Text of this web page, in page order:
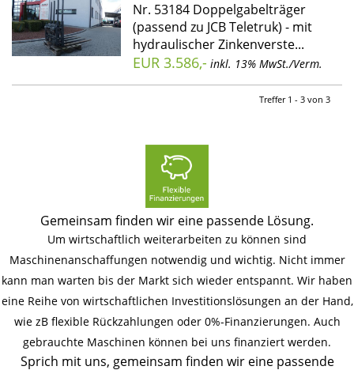
Nr. 53184 Doppelgabelträger
(passend zu JCB Teletruk) - mit
hydraulischer Zinkenverste...
EUR 3.586,- inkl. 13% MwSt./Verm.
Treffer 1 - 3 von 3
Gemeinsam finden wir eine passende Lösung.
Um wirtschaftlich weiterarbeiten zu können sind
Maschinenanschaffungen notwendig und wichtig. Nicht immer
kann man warten bis der Markt sich wieder entspannt. Wir haben
eine Reihe von wirtschaftlichen Investitionslösungen an der Hand,
wie zB flexible Rückzahlungen oder 0%-Finanzierungen. Auch
gebrauchte Maschinen können bei uns finanziert werden.
Sprich mit uns, gemeinsam finden wir eine passende